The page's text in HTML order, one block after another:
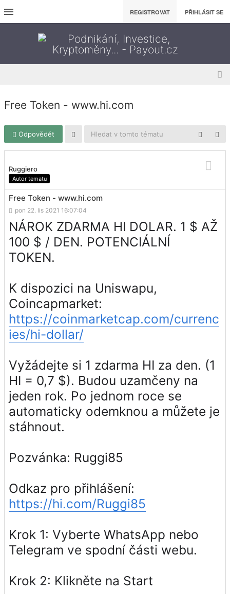
REGISTROVAT PŘIHLÁSIT SE
Free Token - www.hi.com
Odpovědět
Ruggiero
Autor tematu
Free Token - www.hi.com
pon 22. lis 2021 16:07:04
NÁROK ZDARMA HI DOLAR. 1 $ AŽ
100 $ / DEN. POTENCIÁLNÍ
TOKEN.
K dispozici na Uniswapu,
Coincapmarket:
https://coinmarketcap.com/currenc
ies/hi-dollar/
Vyžádejte si 1 zdarma HI za den. (1
HI = 0,7 $). Budou uzamčeny na
jeden rok. Po jednom roce se
automaticky odemknou a můžete je
stáhnout.
Pozvánka: Ruggi85
Odkaz pro přihlášení:
https://hi.com/Ruggi85
Krok 1: Vyberte WhatsApp nebo
Telegram ve spodní části webu.
Krok 2: Klikněte na Start